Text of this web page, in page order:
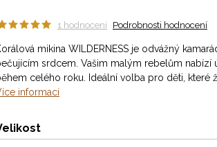
1 hodnocení Podrobnosti hodnocení
mikina WILDERNESS je odvážný
srdcem. Vašim malým rebelům
celého roku. Ideální volba pro děti, které
informací